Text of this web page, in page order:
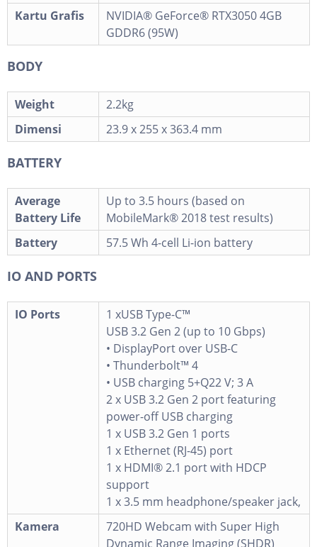
Kartu Grafis
NVIDIA® GeForce® RTX3050 4GB
GDDR6 (95W)
BODY
Weight
2.2kg
Dimensi
23.9 x 255 x 363.4 mm
BATTERY
Average
Battery Life
Up to 3.5 hours (based on
MobileMark® 2018 test results)
Battery
57.5 Wh 4-cell Li-ion battery
IO AND PORTS
IO Ports
1 xUSB Type-C™
USB 3.2 Gen 2 (up to 10 Gbps)
• DisplayPort over USB-C
• Thunderbolt™ 4
• USB charging 5+Q22 V; 3 A
2 x USB 3.2 Gen 2 port featuring
power-off USB charging
1 x USB 3.2 Gen 1 ports
1 x Ethernet (RJ-45) port
1 x HDMI® 2.1 port with HDCP
support
1 x 3.5 mm headphone/speaker jack,
Kamera
720HD Webcam with Super High
Dynamic Range Imaging (SHDR)